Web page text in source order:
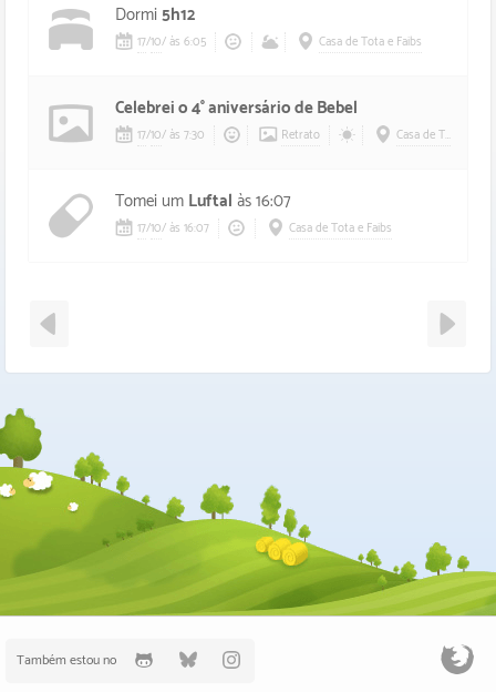
Dormi5h12
17/10/às 6:05 Casa de Tota e Faibs
Celebrei o 4° aniversário de Bebel
17/10/ às 7:30 Retrato Casa de Tota e Faibs
Tomei um Luftal às 16:07
17/10/às 16:07 Casa de Tota e Faibs
Também estou no